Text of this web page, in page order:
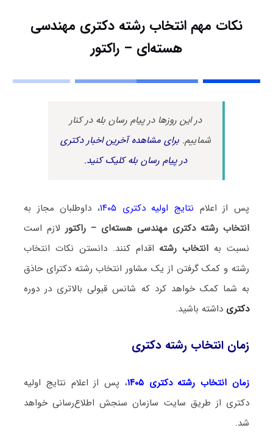
نکات مهم انتخاب رشته دکتری مهندسی
هسته‌ای – راکتور
در این روزها در پیام رسان بله در کنار
شماییم.برای مشاهده آخرین اخبار دکتری
در پیام رسان بله کلیک کنید.
پس از اعلام نتایج اولیه دکتری ۱۴۰۵
، داوطلبان مجاز به
انتخاب رشته دکتری مهندسی هسته‌ای – راکتورلازم است
نسبت به انتخاب رشته اقدام کنند. دانستن نکات انتخاب
رشته و کمک گرفتن از یک مشاور انتخاب رشته دکترای حاذق
به شما کمک خواهد کرد که شانس قبولی بالاتری در دوره
دکتری داشته باشید.
زمان انتخاب رشته دکتری
زمان انتخاب رشته دکتری ۱۴۰۵
، پس از اعلام نتایج اولیه
دکتری از طریق سایت سازمان سنجش اطلاع‌رسانی خواهد
شد.